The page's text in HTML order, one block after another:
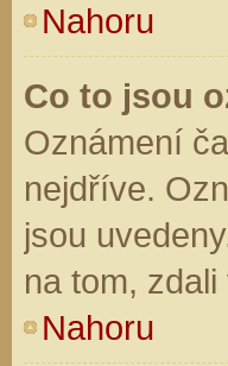
Nahoru
Co to jsou
Oznámení
nejdříve.
jsou
na tom,
Nahoru